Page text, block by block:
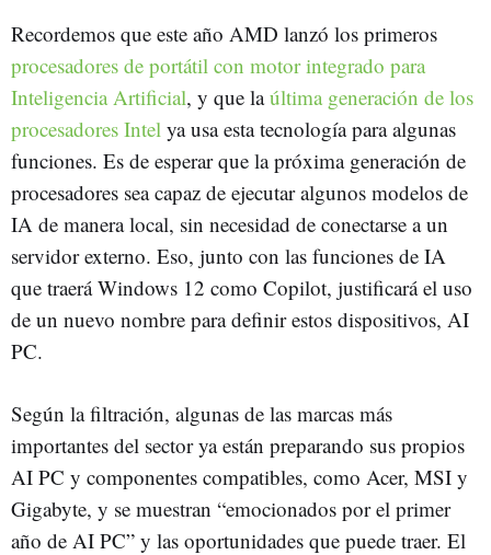
Recordemos que este año AMD lanzó los primeros
procesadores de portátil con motor integrado para
Inteligencia Artificial, y que laúltima generación de los
procesadores Intel ya usa esta tecnología para algunas
funciones. Es de esperar que la próxima generación de
procesadores sea capaz de ejecutar algunos modelos de
IA de manera local, sin necesidad de conectarse a un
servidor externo. Eso, junto con las funciones de IA
que traerá Windows 12 como Copilot, justificará el uso
de un nuevo nombre para definir estos dispositivos, AI
PC.
Según la filtración, algunas de las marcas más
importantes del sector ya están preparando sus propios
AI PC y componentes compatibles, como Acer, MSI y
Gigabyte, y se muestran “emocionados por el primer
año de AI PC” y las oportunidades que puede traer. El